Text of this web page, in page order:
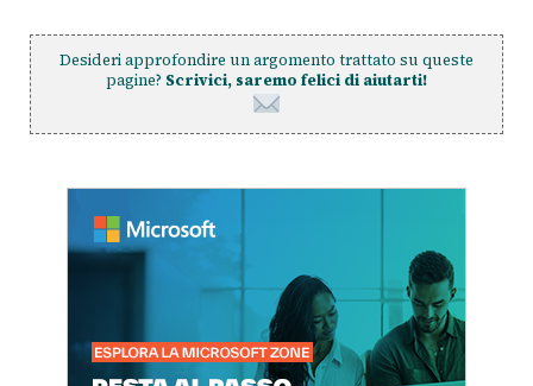
Desideri approfondire un argomento trattato su queste
pagine? Scrivici, saremo felici di aiutarti!